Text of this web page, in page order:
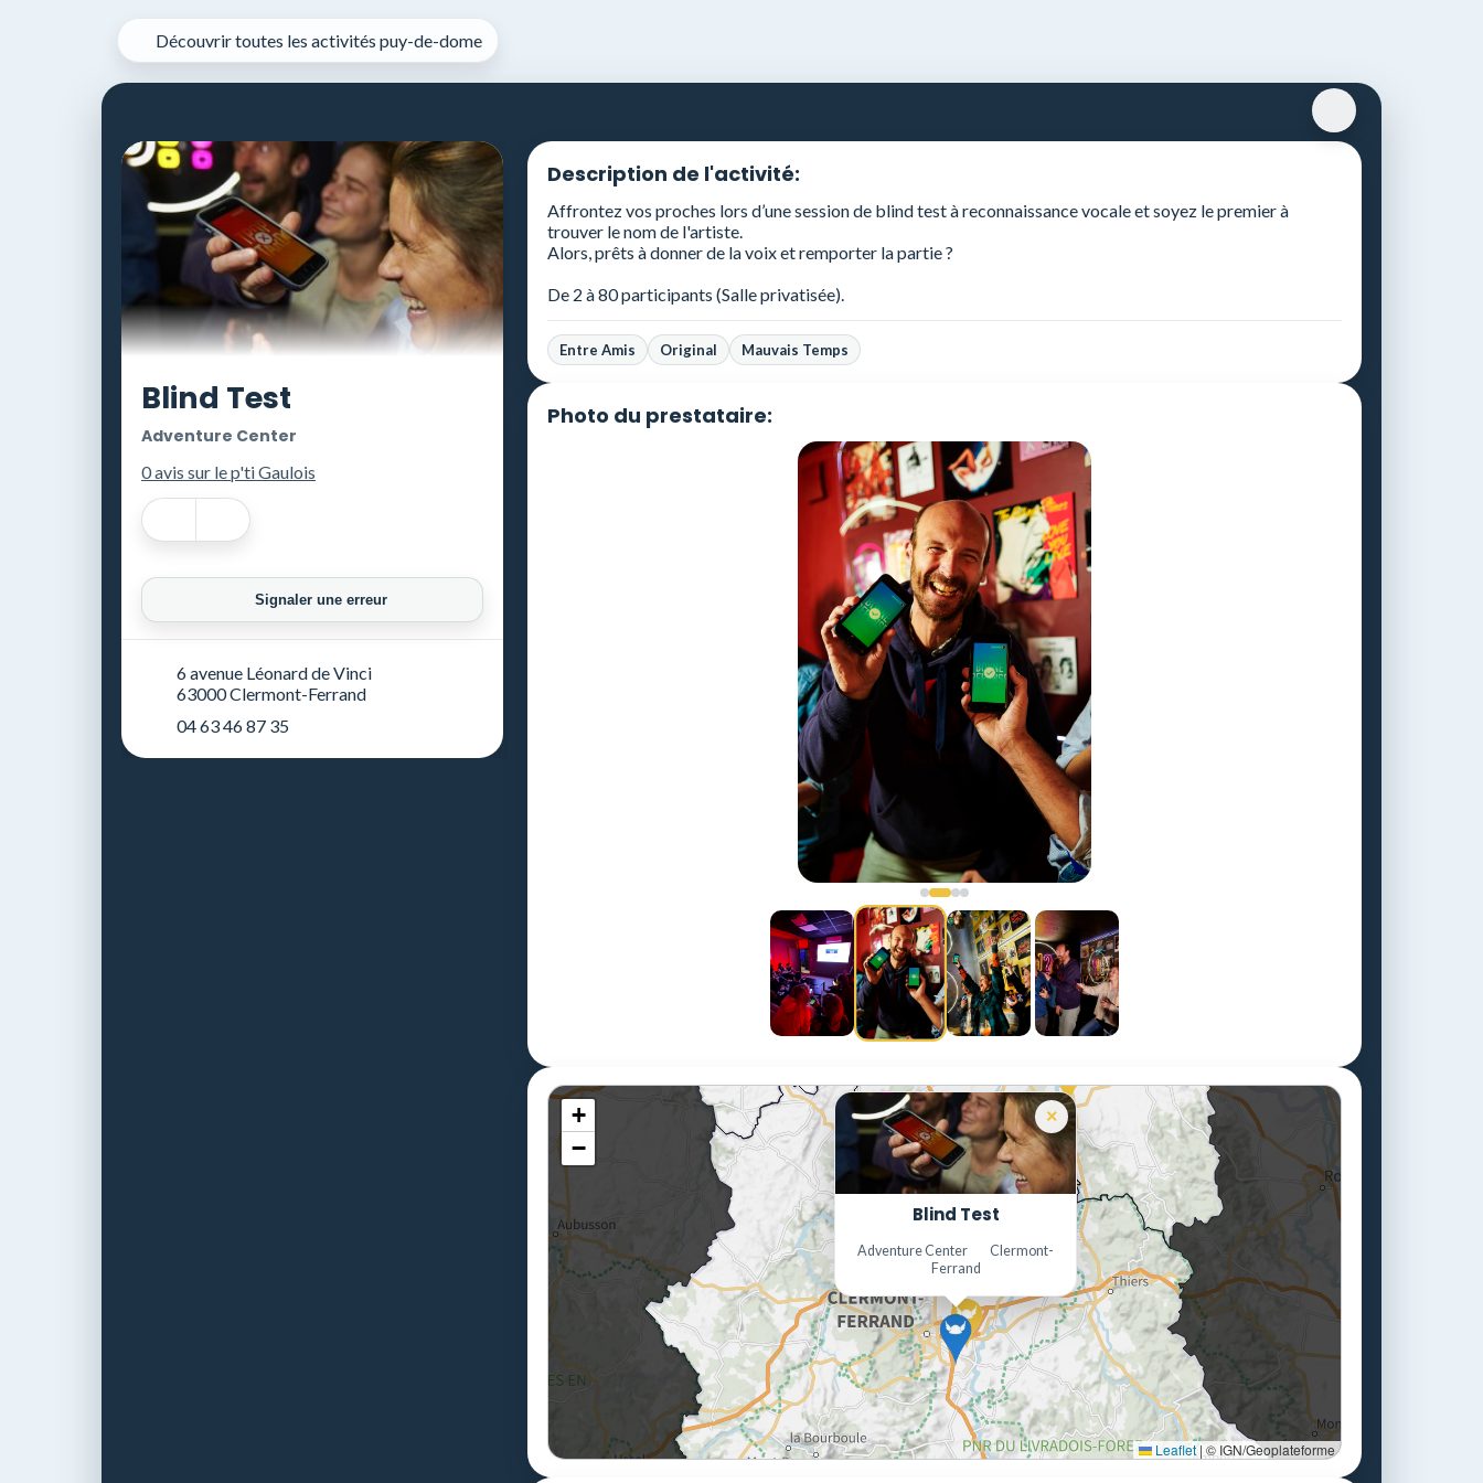
Découvrir toutes les activités puy-de-dome
Blind Test
Adventure Center
0 avis sur le p'ti Gaulois
Signaler une erreur
6 avenue Léonard de Vinci
63000 Clermont-Ferrand
04 63 46 87 35
Description de l'activité:
Affrontez vos proches lors d’une session de blind test à reconnaissance vocale et soyez le premier à
trouver le nom de l'artiste.
Alors, prêts à donner de la voix et remporter la partie ?
De 2 à 80 participants (Salle privatisée).
Entre Amis Original Mauvais Temps
Photo du prestataire:
Blind Test
Adventure Center
Clermont-
Ferrand
×
+
−
Leaflet | © IGN/Geoplateforme